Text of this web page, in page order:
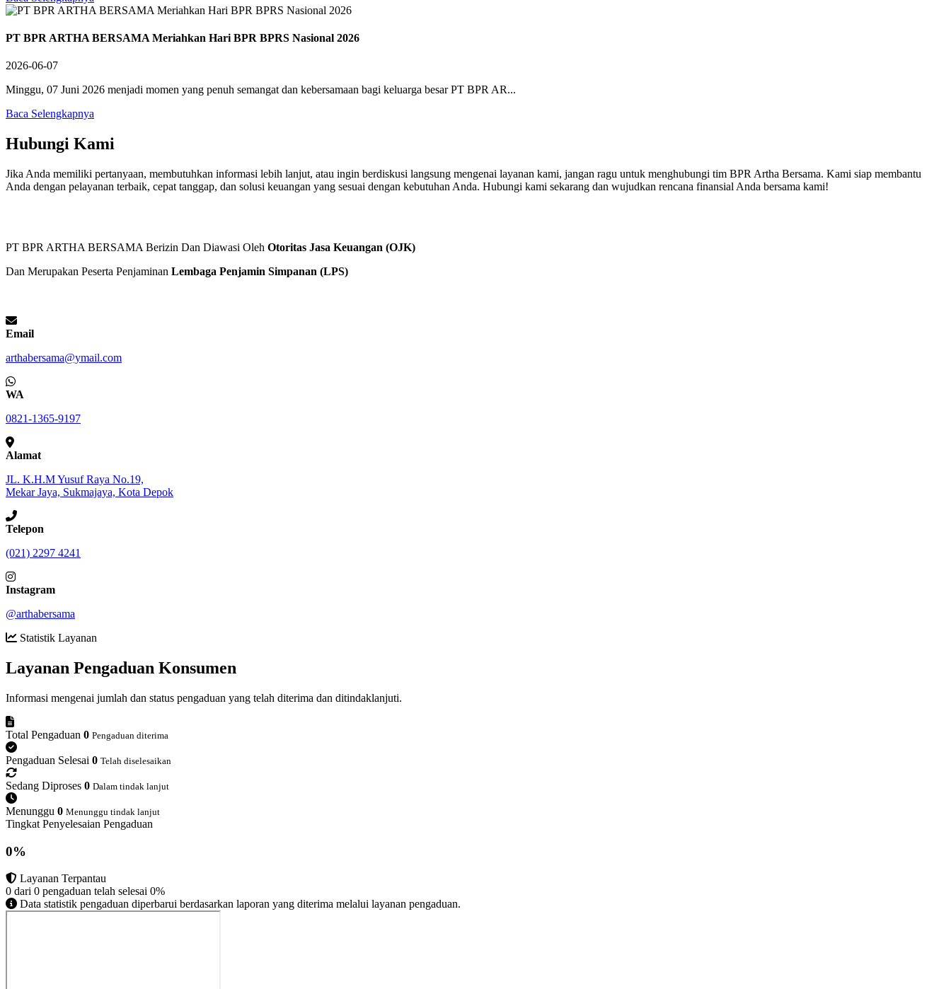
PT BPR ARTHA BERSAMA Meriahkan Hari BPR BPRS Nasional 2026
2026-06-07
Minggu, 07 Juni 2026 menjadi momen yang penuh semangat dan kebersamaan bagi keluarga besar PT BPR AR...
Baca Selengkapnya
Hubungi Kami
Jika Anda memiliki pertanyaan, membutuhkan informasi lebih lanjut, atau ingin berdiskusi langsung mengenai layanan kami, jangan ragu untuk menghubungi tim BPR Artha Bersama. Kami siap membantu
Anda dengan pelayanan terbaik, cepat tanggap, dan solusi keuangan yang sesuai dengan kebutuhan Anda. Hubungi kami sekarang dan wujudkan rencana finansial Anda bersama kami!
PT BPR ARTHA BERSAMA Berizin Dan Diawasi Oleh Otoritas Jasa Keuangan (OJK)
Dan Merupakan Peserta Penjaminan Lembaga Penjamin Simpanan (LPS)
Email
arthabersama@ymail.com
WA
0821-1365-9197
Alamat
JL. K.H.M Yusuf Raya No.19,
Mekar Jaya, Sukmajaya, Kota Depok
Telepon
(021) 2297 4241
Instagram
@arthabersama
Statistik Layanan
Layanan Pengaduan Konsumen
Informasi mengenai jumlah dan status pengaduan yang telah diterima dan ditindaklanjuti.
Total Pengaduan 0 Pengaduan diterima
Pengaduan Selesai 0 Telah diselesaikan
Sedang Diproses 0 Dalam tindak lanjut
Menunggu 0 Menunggu tindak lanjut
Tingkat Penyelesaian Pengaduan
0%
Layanan Terpantau
0 dari 0 pengaduan telah selesai 0%
Data statistik pengaduan diperbarui berdasarkan laporan yang diterima melalui layanan pengaduan.